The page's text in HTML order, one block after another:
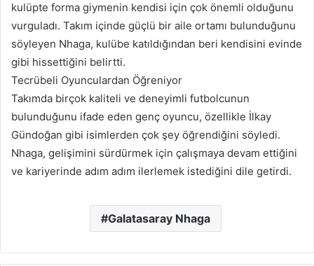
kulüpte forma giymenin kendisi için çok önemli olduğunu
vurguladı. Takım içinde güçlü bir aile ortamı bulunduğunu
söyleyen Nhaga, kulübe katıldığından beri kendisini evinde
gibi hissettiğini belirtti.
Tecrübeli Oyunculardan Öğreniyor
Takımda birçok kaliteli ve deneyimli futbolcunun
bulunduğunu ifade eden genç oyuncu, özellikle İlkay
Gündoğan gibi isimlerden çok şey öğrendiğini söyledi.
Nhaga, gelişimini sürdürmek için çalışmaya devam ettiğini
ve kariyerinde adım adım ilerlemek istediğini dile getirdi.
Galatasaray Nhaga